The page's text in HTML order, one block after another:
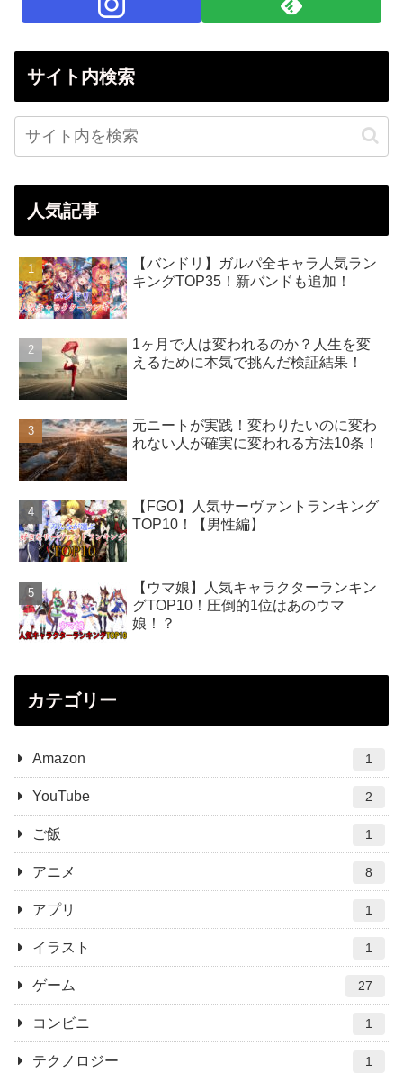
サイト内検索
人気記事
【バンドリ】ガルパ全キャラ人気ラン
キングTOP35！新バンドも追加！
1ヶ月で人は変われるのか？人生を変
えるために本気で挑んだ検証結果！
元ニートが実践！変わりたいのに変わ
れない人が確実に変われる方法10条！
【FGO】人気サーヴァントランキング
TOP10！【男性編】
【ウマ娘】人気キャラクターランキン
グTOP10！圧倒的1位はあのウマ
娘！？
カテゴリー
Amazon 1
YouTube 2
ご飯 1
アニメ 8
アプリ 1
イラスト 1
ゲーム 27
コンビニ 1
テクノロジー 1